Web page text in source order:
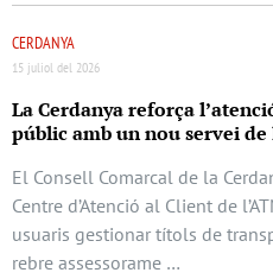
CERDANYA
15 juliol del 2026
La Cerdanya reforça
públic amb un nou servei de
El Consell Comarcal de la
Centre d’Atenció al Client de
usuaris gestionar títols de
rebre assessorame …